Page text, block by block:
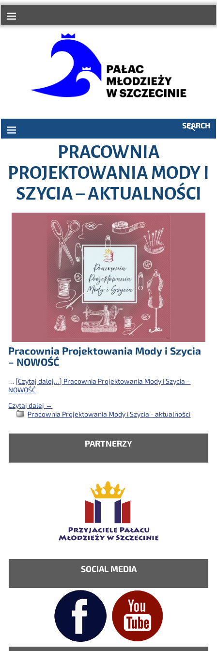
treści
SEARCH
PRACOWNIA
PROJEKTOWANIA MODY I
SZYCIA – AKTUALNOŚCI
Pracownia Projektowania Mody i Szycia
– NOWOŚĆ
… [Czytaj dalej…] Pracownia Projektowania Mody i Szycia –
NOWOŚĆ
Czytaj dalej →
Pracownia Projektowania Mody i Szycia - aktualności
PARTNERZY
SOCIAL MEDIA